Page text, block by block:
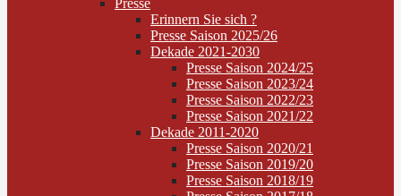
Presse
Erinnern Sie sich ?
Presse Saison 2025/26
Dekade 2021-2030
Presse Saison 2024/25
Presse Saison 2023/24
Presse Saison 2022/23
Presse Saison 2021/22
Dekade 2011-2020
Presse Saison 2020/21
Presse Saison 2019/20
Presse Saison 2018/19